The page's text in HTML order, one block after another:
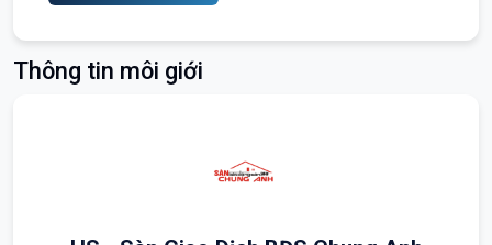
Thông tin môi giới